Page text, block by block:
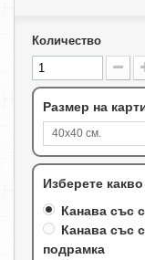
Количество
Размер на
40х40 см.
Изберете
Канава със
Канава със
подрамка